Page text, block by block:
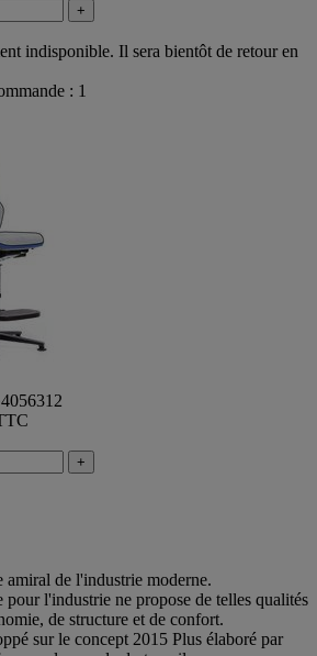
+
indisponible. Il sera bientôt de retour en
: 1
+
amiral de l'industrie moderne.
pour l'industrie ne propose de telles qualités
de structure et de confort.
sur le concept 2015 Plus élaboré par